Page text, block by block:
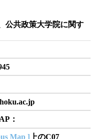
公共政策大学院に関す
：
Map ] 上のC07